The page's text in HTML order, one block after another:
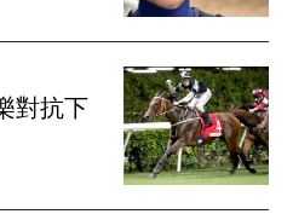
對抗下